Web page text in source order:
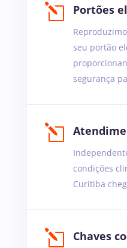
l Portões
seu portão
segurança
l
condições
Curitiba
l Chaves